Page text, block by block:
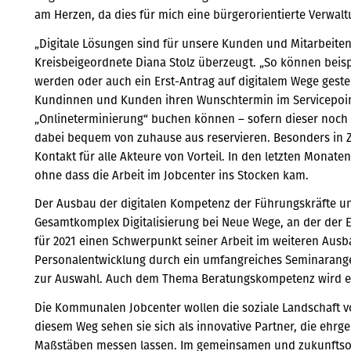
am Herzen, da dies für mich eine bürgerorientierte
„Digitale Lösungen sind für unsere Kunden und
Kreisbeigeordnete Diana Stolz überzeugt. „So können
werden oder auch ein Erst-Antrag auf digitalem Wege
Kundinnen und Kunden ihren Wunschtermin im
„Onlineterminierung“ buchen können – sofern dieser
dabei bequem von zuhause aus reservieren. Besonders
Kontakt für alle Akteure von Vorteil. In den letzten
ohne dass die Arbeit im Jobcenter ins Stocken kam.
Der Ausbau der digitalen Kompetenz der Führungskräfte
Gesamtkomplex Digitalisierung bei Neue Wege, an der
für 2021 einen Schwerpunkt seiner Arbeit im weiteren
Personalentwicklung durch ein umfangreiches
zur Auswahl. Auch dem Thema Beratungskompetenz wird
Die Kommunalen Jobcenter wollen die soziale
diesem Weg sehen sie sich als innovative Partner, die
Maßstäben messen lassen. Im gemeinsamen und